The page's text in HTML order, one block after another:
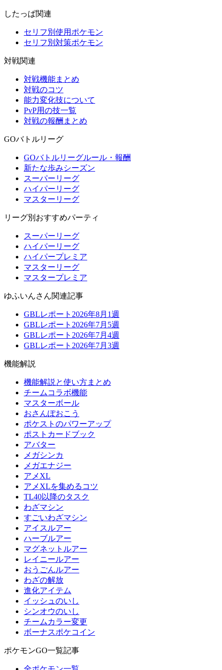
したっぱ関連
セリフ別使用ポケモン
セリフ別対策ポケモン
対戦関連
対戦機能まとめ
対戦のコツ
能力変化技について
PvP用の技一覧
対戦の報酬まとめ
GOバトルリーグ
GOバトルリーグルール・報酬
新たな歩みシーズン
スーパーリーグ
ハイパーリーグ
マスターリーグ
リーグ別おすすめパーティ
スーパーリーグ
ハイパーリーグ
ハイパープレミア
マスターリーグ
マスタープレミア
ゆふいんさん関連記事
GBLレポート2026年8月1週
GBLレポート2026年7月5週
GBLレポート2026年7月4週
GBLレポート2026年7月3週
機能解説
機能解説と使い方まとめ
チームコラボ機能
マスターボール
おさんぽおこう
ポケストのパワーアップ
ポストカードブック
アバター
メガシンカ
メガエナジー
アメXL
アメXLを集めるコツ
TL40以降のタスク
わざマシン
すごいわざマシン
アイスルアー
ハーブルアー
マグネットルアー
レイニールアー
おうごんルアー
わざの解放
進化アイテム
イッシュのいし
シンオウのいし
チームカラー変更
ボーナスポケコイン
ポケモンGO一覧記事